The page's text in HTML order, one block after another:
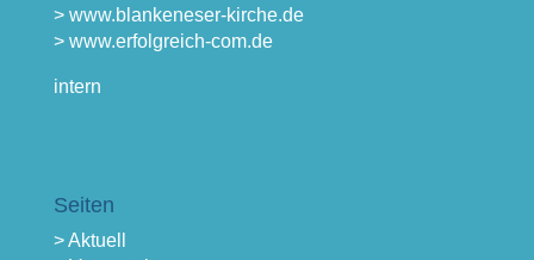
> www.blankeneser-kirche.de
> www.erfolgreich-com.de
intern
Seiten
> Aktuell